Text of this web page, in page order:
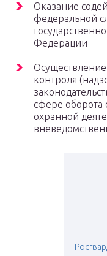
Оказание
федеральной
Федерации
контроля
сфере оборота
охранной